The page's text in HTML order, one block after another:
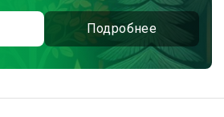
Подробнее